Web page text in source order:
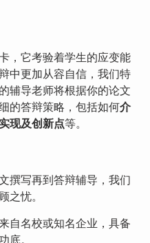
，它考验着学生的应变能
中更加从容自信，我们特
辅导老师将根据你的论文
的答辩策略，包括如何介
现及创新点等。
撰写再到答辩辅导，我们
之忧。
自名校或知名企业，具备
底。